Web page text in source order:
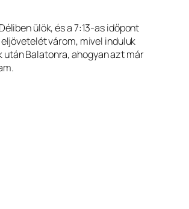
ülök, és a 7:13-as időpont
várom, mivel induluk
után Balatonra, ahogyan azt már